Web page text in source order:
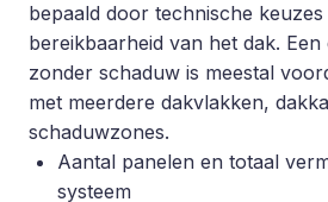
bepaald door technische keuzes
bereikbaarheid van het dak.
zonder schaduw is meestal
met meerdere dakvlakken,
schaduwzones.
Aantal panelen en totaal
systeem